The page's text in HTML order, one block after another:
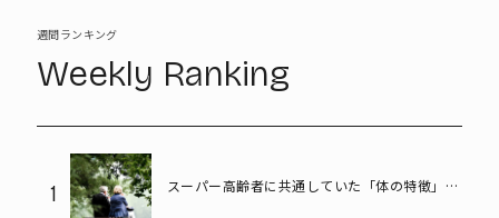
週間ランキング
Weekly Ranking
1
スーパー高齢者に共通していた「体の特徴」と